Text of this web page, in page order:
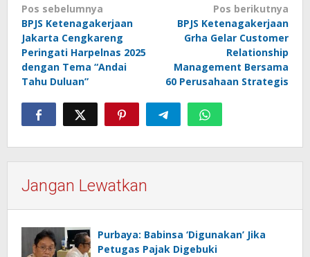
Navigasi
pos
Pos sebelumnya
BPJS Ketenagakerjaan
Jakarta Cengkareng
Peringati Harpelnas 2025
dengan Tema “Andai
Tahu Duluan”
Pos berikutnya
BPJS Ketenagakerjaan
Grha Gelar Customer
Relationship
Management Bersama
60 Perusahaan Strategis
Jangan Lewatkan
Purbaya: Babinsa ‘Digunakan’ Jika
Petugas Pajak Digebuki